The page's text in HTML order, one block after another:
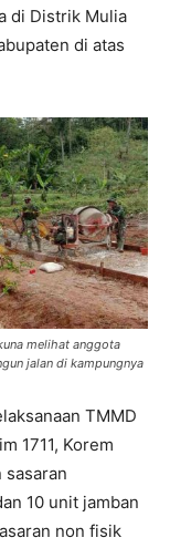
di Distrik Mulia
di atas
melihat anggota
jalan di kampungnya
TMMD
1711, Korem
sasaran
10 unit jamban
non fisik